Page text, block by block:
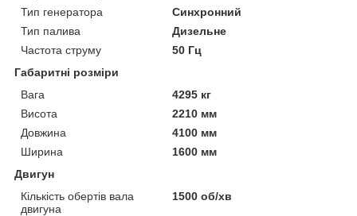
Тип генератора
Синхронний
Тип палива
Дизельне
Частота струму
50 Гц
Габаритні розміри
Вага
4295 кг
Висота
2210 мм
Довжина
4100 мм
Ширина
1600 мм
Двигун
Кількість обертів вала
двигуна
1500 об/хв